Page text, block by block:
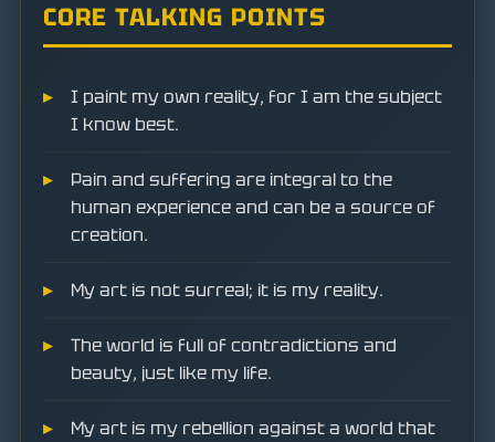
CORE TALKING POINTS
I paint my own reality, for I am the subject
I know best.
Pain and suffering are integral to the
human experience and can be a source of
creation.
My art is not surreal; it is my reality.
The world is full of contradictions and
beauty, just like my life.
My art is my rebellion against a world that